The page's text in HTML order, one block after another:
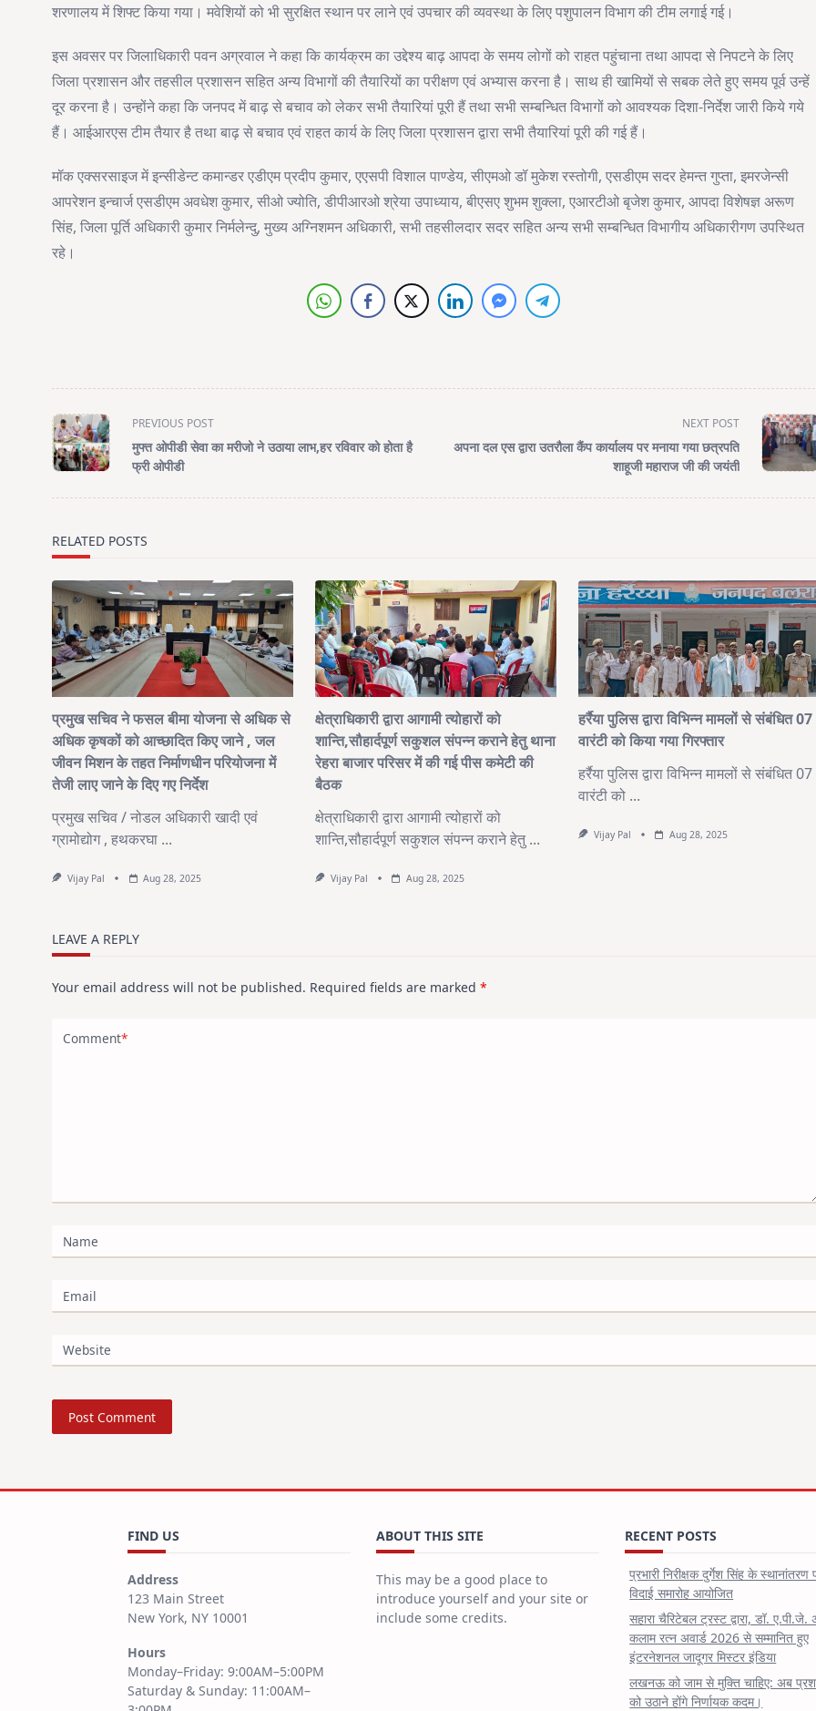
शरणालय में शिफ्ट किया गया। मवेशियों को भी सुरक्षित स्थान पर लाने एवं उपचार की व्यवस्था के लिए पशुपालन विभाग की टीम लगाई गई।
इस अवसर पर जिलाधिकारी पवन अग्रवाल ने कहा कि कार्यक्रम का उद्देश्य बाढ़ आपदा के समय लोगों को राहत पहुंचाना तथा आपदा से निपटने के लिए
जिला प्रशासन और तहसील प्रशासन सहित अन्य विभागों की तैयारियों का परीक्षण एवं अभ्यास करना है। साथ ही खामियों से सबक लेते हुए समय पूर्व उन्हें
दूर करना है। उन्होंने कहा कि जनपद में बाढ़ से बचाव को लेकर सभी तैयारियां पूरी हैं तथा सभी सम्बन्धित विभागों को आवश्यक दिशा-निर्देश जारी किये गये
हैं। आईआरएस टीम तैयार है तथा बाढ़ से बचाव एवं राहत कार्य के लिए जिला प्रशासन द्वारा सभी तैयारियां पूरी की गई हैं।
मॉक एक्सरसाइज में इन्सीडेन्ट कमान्डर एडीएम प्रदीप कुमार, एएसपी विशाल पाण्डेय, सीएमओ डॉ मुकेश रस्तोगी, एसडीएम सदर हेमन्त गुप्ता, इमरजेन्सी
आपरेशन इन्चार्ज एसडीएम अवधेश कुमार, सीओ ज्योति, डीपीआरओ श्रेया उपाध्याय, बीएसए शुभम शुक्ला, एआरटीओ बृजेश कुमार, आपदा विशेषज्ञ अरूण
सिंह, जिला पूर्ति अधिकारी कुमार निर्मलेन्दु, मुख्य अग्निशमन अधिकारी, सभी तहसीलदार सदर सहित अन्य सभी सम्बन्धित विभागीय अधिकारीगण उपस्थित
रहे।
<span
class="nav-
subtitle
PREVIOUS POST
मुफ्त ओपीडी सेवा का मरीजो ने उठाया लाभ,हर रविवार को होता है
फ्री ओपीडी
NEXT POST
अपना दल एस द्वारा उतरौला कैंप कार्यालय पर मनाया गया छत्रपति
शाहूजी महाराज जी की जयंती
RELATED POSTS
प्रमुख सचिव ने फसल बीमा योजना से अधिक से
अधिक कृषकों को आच्छादित किए जाने , जल
जीवन मिशन के तहत निर्माणधीन परियोजना में
तेजी लाए जाने के दिए गए निर्देश
प्रमुख सचिव / नोडल अधिकारी खादी एवं
ग्रामोद्योग , हथकरघा ...
Vijay Pal Aug 28, 2025
क्षेत्राधिकारी द्वारा आगामी त्योहारों को
शान्ति,सौहार्दपूर्ण सकुशल संपन्न कराने हेतु थाना
रेहरा बाजार परिसर में की गई पीस कमेटी की
बैठक
क्षेत्राधिकारी द्वारा आगामी त्योहारों को
शान्ति,सौहार्दपूर्ण सकुशल संपन्न कराने हेतु ...
Vijay Pal Aug 28, 2025
हर्रैया पुलिस द्वारा विभिन्न मामलों से संबंधित 07
वारंटी को किया गया गिरफ्तार
हर्रैया पुलिस द्वारा विभिन्न मामलों से संबंधित 07
वारंटी को ...
Vijay Pal Aug 28, 2025
LEAVE A REPLY
Your email address will not be published. Required fields are marked*
Comment*
Name
Email
Website
FIND US
Address
123 Main Street
New York, NY 10001
Hours
Monday–Friday: 9:00AM–5:00PM
Saturday & Sunday: 11:00AM–
ABOUT THIS SITE
This may be a good place to
introduce yourself and your site or
include some credits.
RECENT POSTS
प्रभारी निरीक्षक दुर्गेश सिंह के स्थानांतरण
विदाई समारोह आयोजित
सहारा चैरिटेबल ट्रस्ट द्वारा, डॉ. ए.पी.जे.
कलाम रत्न अवार्ड 2026 से सम्मानित हुए
इंटरनेशनल जादूगर मिस्टर इंडिया
लखनऊ को जाम से मुक्ति चाहिए: अब
को उठाने होंगे निर्णायक कदम।